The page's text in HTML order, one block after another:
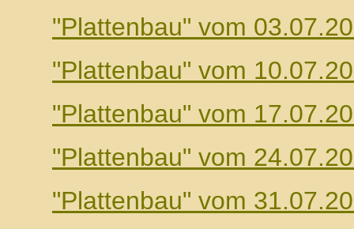
"Plattenbau" vom
"Plattenbau" vom
"Plattenbau" vom
"Plattenbau" vom
"Plattenbau" vom